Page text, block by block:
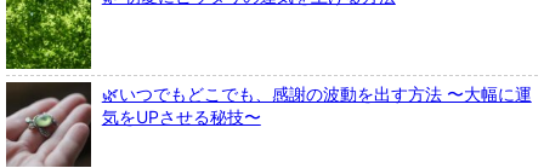
🌿いつでもどこでも、感謝の波動を出す方法 〜大幅に運
気をUPさせる秘技〜